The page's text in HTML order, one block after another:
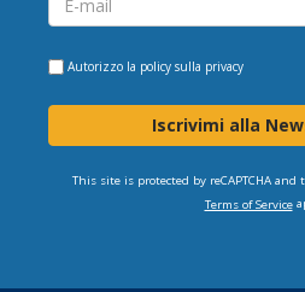
Autorizzo la policy sulla privacy
Iscrivimi alla
This site is protected by reCAPTCHA and
Terms of Service